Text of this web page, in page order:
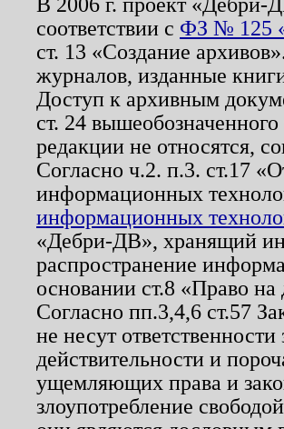
соответствии с ФЗ № 125
ст. 13 «Создание
журналов, изданные
Доступ к архивным
ст. 24
редакции не относятся,
Согласно ч.2. п.3. ст.17
информационных
информационных
«Дебри-ДВ», хранящий
распространение
основании ст.8 «Право
Согласно пп.3,4,6 ст.57
не несут
действительности и
ущемляющих права и
злоупотребление